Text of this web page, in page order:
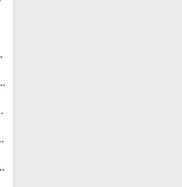
LƯỢNG GIÁC
SỐ - TOÁN 10
(CƠ BẢN)
cao)
10 (Cơ bản)